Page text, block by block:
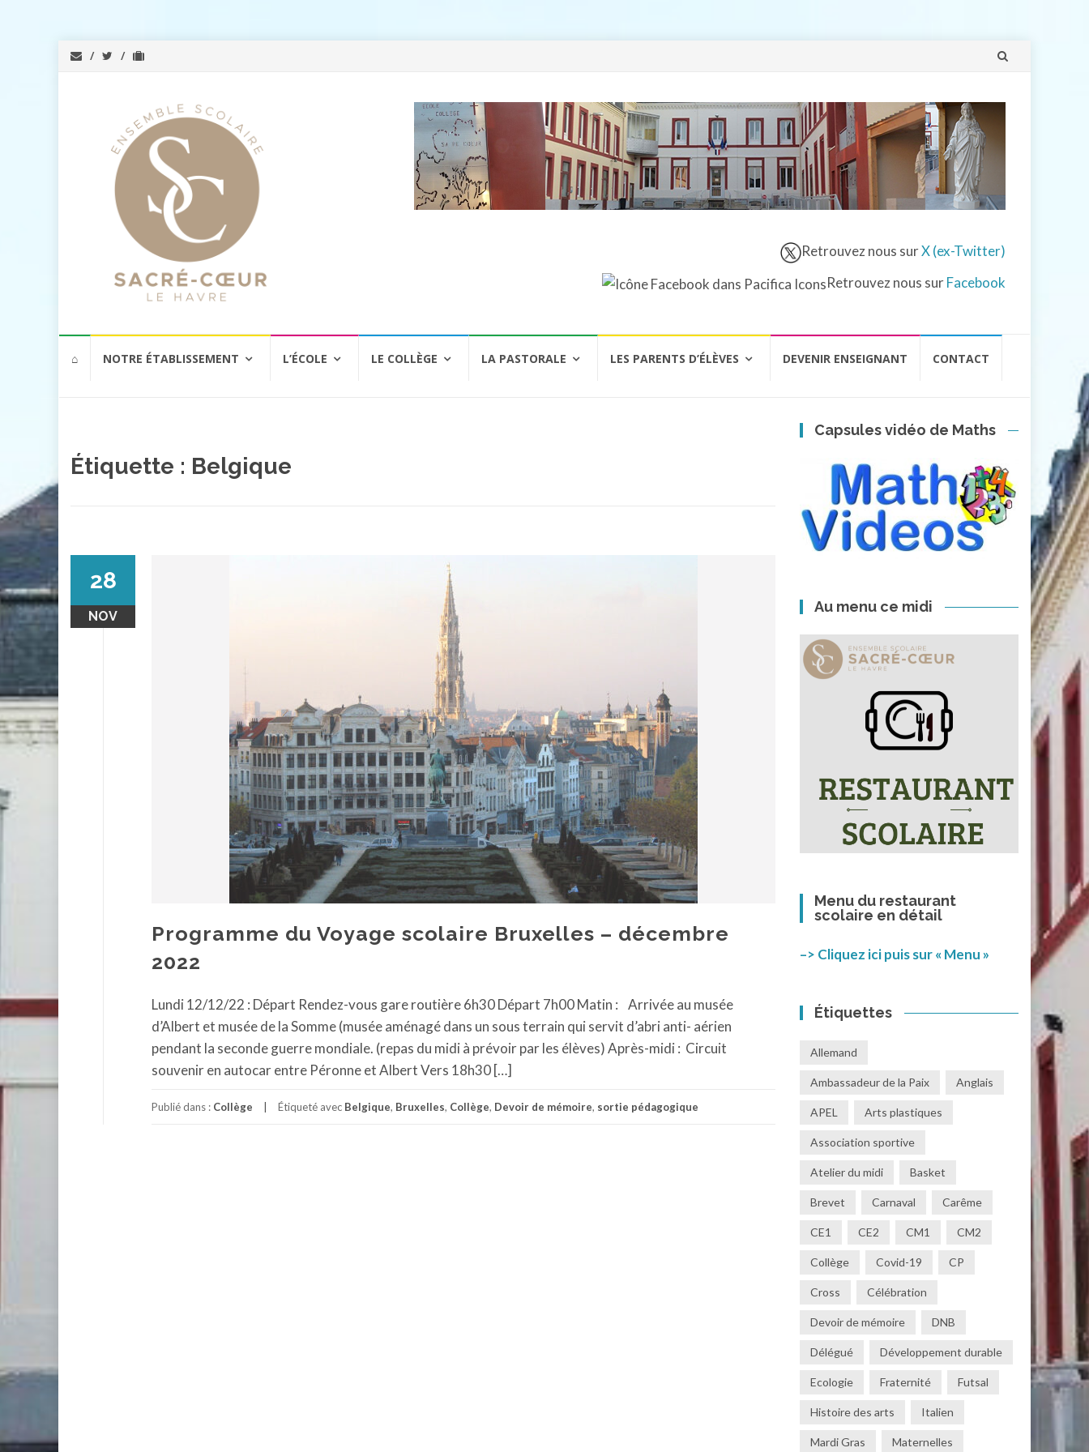
Aller
Retrouvez nous surX (ex-Twitter)
Retrouvez nous surFacebook
⌂ NOTRE ÉTABLISSEMENT L’ÉCOLE LE COLLÈGE LA PASTORALE LES PARENTS D’ÉLÈVES DEVENIR ENSEIGNANT CONTACT
Étiquette : Belgique
28
NOV
Programme du Voyage scolaire Bruxelles – décembre
2022
Lundi 12/12/22 : Départ Rendez-vous gare routière 6h30 Départ 7h00 Matin : Arrivée au musée
d’Albert et musée de la Somme (musée aménagé dans un sous terrain qui servit d’abri anti- aérien
pendant la seconde guerre mondiale. (repas du midi à prévoir par les élèves) Après-midi : Circuit
souvenir en autocar entre Péronne et Albert Vers 18h30 […]
Publié dans : Collège Étiqueté avec Belgique, Bruxelles, Collège, Devoir de mémoire, sortie pédagogique
Capsules vidéo de Maths
Au menu ce midi
Menu du restaurant
scolaire en détail
–> Cliquez ici puis sur « Menu »
Étiquettes
Allemand
Ambassadeur de la Paix Anglais
APEL Arts plastiques
Association sportive
Atelier du midi Basket
Brevet Carnaval Carême
CE1 CE2 CM1 CM2
Collège Covid-19 CP
Cross Célébration
Devoir de mémoire DNB
Délégué Développement durable
Ecologie Fraternité Futsal
Histoire des arts Italien
Mardi Gras Maternelles